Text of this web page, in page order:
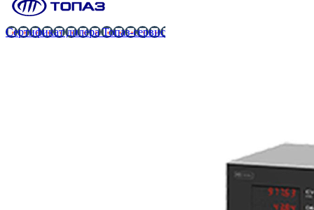
Сертификат дилера Топаз-сервис